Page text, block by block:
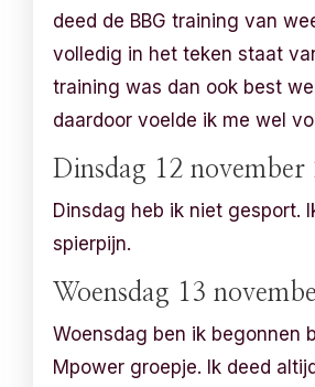
deed de BBG training van
volledig in het teken staat van
training was dan ook best
daardoor voelde ik me wel
Dinsdag 12 november
Dinsdag heb ik niet gesport.
spierpijn.
Woensdag 13
Woensdag ben ik begonnen
Mpower groepje. Ik deed